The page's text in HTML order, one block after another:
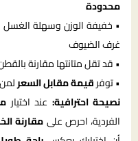
محدودة
• خفيفة الوزن وسهلة الغسل
غرف الضيوف
• قد تقل متانتها مقارنة
• توفرقيمة مقابل السعر
نصيحة احترافية: عند اختيار
الفردية، احرص علىمقارنة